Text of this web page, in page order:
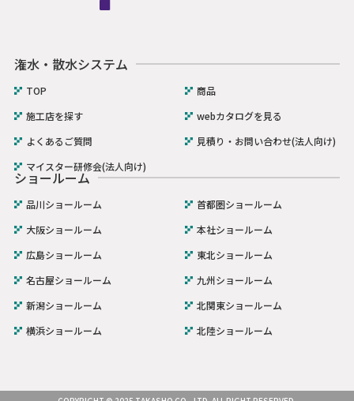
潅水・散水システム
TOP
商品
施工店を探す
webカタログを見る
よくあるご質問
見積り・お問い合わせ(法人向け)
マイスター研修会(法人向け)
ショールーム
品川ショールーム
首都圏ショールーム
大阪ショールーム
本社ショールーム
広島ショールーム
東北ショールーム
名古屋ショールーム
九州ショールーム
新潟ショールーム
北関東ショールーム
横浜ショールーム
北陸ショールーム